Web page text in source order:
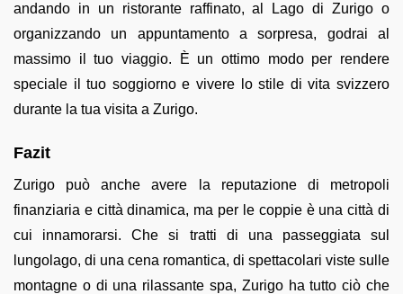
andando in un ristorante raffinato, al Lago di Zurigo o
organizzando un appuntamento a sorpresa, godrai al
massimo il tuo viaggio. È un ottimo modo per rendere
speciale il tuo soggiorno e vivere lo stile di vita svizzero
durante la tua visita a Zurigo.
Fazit
Zurigo può anche avere la reputazione di metropoli
finanziaria e città dinamica, ma per le coppie è una città di
cui innamorarsi. Che si tratti di una passeggiata sul
lungolago, di una cena romantica, di spettacolari viste sulle
montagne o di una rilassante spa, Zurigo ha tutto ciò che